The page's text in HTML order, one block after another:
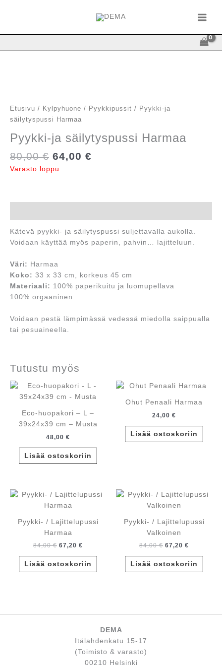
Etusivu / Kylpyhuone / Pyykkipussit / Pyykki-ja
säilytyspussi Harmaa
Pyykki-ja säilytyspussi Harmaa
80,00€ Alkuperäinen
hinta
64,00 €
Varasto loppu
Kätevä pyykki- ja säilytyspussi suljettavalla aukolla.
Voidaan käyttää myös paperin, pahvin… lajitteluun.
Väri: Harmaa
Koko: 33 x 33 cm, korkeus 45 cm
Materiaali: 100% paperikuitu ja luomupellava
100% orgaaninen
Voidaan pestä lämpimässä vedessä miedolla saippualla
tai pesuaineella.
Tutustu myös
Eco-huopakori – L –
39x24x39 cm – Musta
48,00 €
Lisää ostoskoriin
Ohut Penaali Harmaa
24,00 €
Lisää ostoskoriin
Pyykki- / Lajittelupussi
Harmaa
84,00€ Alkuperäinen
67,20 €
on:
Lisää ostoskoriin
Pyykki- / Lajittelupussi
Valkoinen
84,00€ Alkuperäinen
67,20 €
on:
Lisää ostoskoriin
DEMA
Itälahdenkatu 15-17
(Toimisto & varasto)
00210 Helsinki